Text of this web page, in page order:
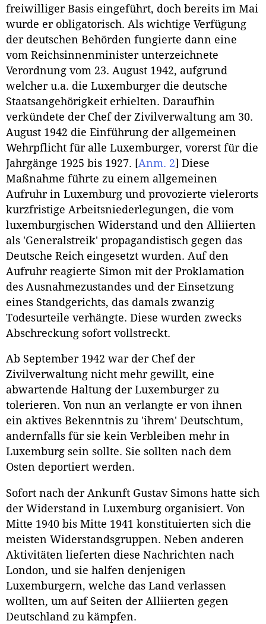
freiwilliger Basis eingeführt, doch bereits im Mai
wurde er obligatorisch. Als wichtige Verfügung
der deutschen Behörden fungierte dann eine
vom Reichsinnenminister unterzeichnete
Verordnung vom 23. August 1942, aufgrund
welcher u.a. die Luxemburger die deutsche
Staatsangehörigkeit erhielten. Daraufhin
verkündete der Chef der Zivilverwaltung am 30.
August 1942 die Einführung der allgemeinen
Wehrpflicht für alle Luxemburger, vorerst für die
Jahrgänge 1925 bis 1927. [Anm. 2] Diese
Maßnahme führte zu einem allgemeinen
Aufruhr in Luxemburg und provozierte vielerorts
kurzfristige Arbeitsniederlegungen, die vom
luxemburgischen Widerstand und den Alliierten
als 'Generalstreik' propagandistisch gegen das
Deutsche Reich eingesetzt wurden. Auf den
Aufruhr reagierte Simon mit der Proklamation
des Ausnahmezustandes und der Einsetzung
eines Standgerichts, das damals zwanzig
Todesurteile verhängte. Diese wurden zwecks
Abschreckung sofort vollstreckt.
Ab September 1942 war der Chef der
Zivilverwaltung nicht mehr gewillt, eine
abwartende Haltung der Luxemburger zu
tolerieren. Von nun an verlangte er von ihnen
ein aktives Bekenntnis zu 'ihrem' Deutschtum,
andernfalls für sie kein Verbleiben mehr in
Luxemburg sein sollte. Sie sollten nach dem
Osten deportiert werden.
Sofort nach der Ankunft Gustav Simons hatte sich
der Widerstand in Luxemburg organisiert. Von
Mitte 1940 bis Mitte 1941 konstituierten sich die
meisten Widerstandsgruppen. Neben anderen
Aktivitäten lieferten diese Nachrichten nach
London, und sie halfen denjenigen
Luxemburgern, welche das Land verlassen
wollten, um auf Seiten der Alliierten gegen
Deutschland zu kämpfen.